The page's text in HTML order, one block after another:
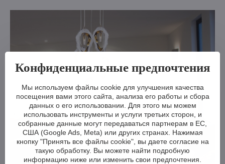
Конфиденциальные предпочтения
Мы используем файлы cookie для улучшения качества
посещения вами этого сайта, анализа его работы и сбора
данных о его использовании. Для этого мы можем
использовать инструменты и услуги третьих сторон, и
собранные данные могут передаваться партнерам в ЕС,
США (Google Ads, Meta) или других странах. Нажимая
кнопку "Принять все файлы cookie", вы даете согласие на
такую обработку. Вы можете найти подробную
информацию ниже или изменить свои предпочтения.